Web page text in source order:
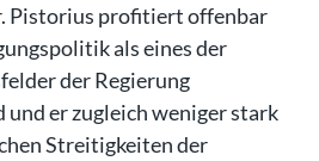
Pistorius profitiert offenbar
als eines der
der Regierung
er zugleich weniger stark
Streitigkeiten der